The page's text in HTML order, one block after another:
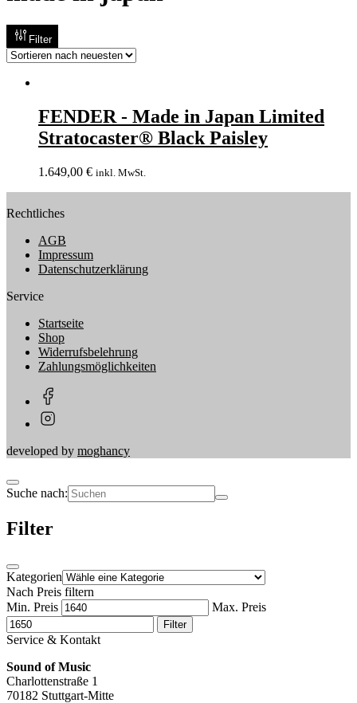
Filter
FENDER - Made in Japan Limited
Stratocaster® Black Paisley
1.649,00 € inkl. MwSt.
Rechtliches
AGB
Impressum
Datenschutzerklärung
Service
Startseite
Shop
Widerrufsbelehrung
Zahlungsmöglichkeiten
developed by moghancy
Suche nach:
Filter
Kategorien
Nach Preis filtern
Min. Preis
Max. Preis
Filter
Service & Kontakt
Sound of Music
Charlottenstraße 1
70182 Stuttgart-Mitte